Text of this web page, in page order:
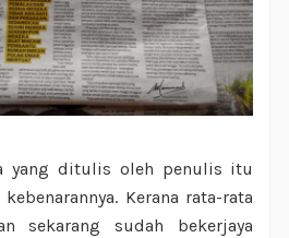
yang ditulis oleh penulis itu
Kerana rata-rata
sekarang sudah bekerjaya